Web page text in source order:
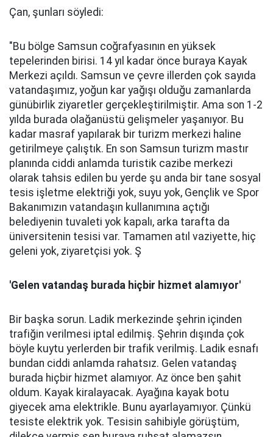
Çan, şunları söyledi:
"Bu bölge Samsun coğrafyasının en yüksek
tepelerinden birisi. 14 yıl kadar önce buraya Kayak
Merkezi açıldı. Samsun ve çevre illerden çok sayıda
vatandaşımız, yoğun kar yağışı olduğu zamanlarda
günübirlik ziyaretler gerçekleştirilmiştir. Ama son 1-2
yılda burada olağanüstü gelişmeler yaşanıyor. Bu
kadar masraf yapılarak bir turizm merkezi haline
getirilmeye çalıştık. En son Samsun turizm mastır
planında ciddi anlamda turistik cazibe merkezi
olarak tahsis edilen bu yerde şu anda bir tane sosyal
tesis işletme elektriği yok, suyu yok, Gençlik ve Spor
Bakanımızın vatandaşın kullanımına açtığı
belediyenin tuvaleti yok kapalı, arka tarafta da
üniversitenin tesisi var. Tamamen atıl vaziyette, hiç
geleni yok, ziyaretçisi yok. Ş
'Gelen vatandaş burada hiçbir hizmet alamıyor'
Bir başka sorun. Ladik merkezinde şehrin içinden
trafiğin verilmesi iptal edilmiş. Şehrin dışında çok
böyle kuytu yerlerden bir trafik verilmiş. Ladik esnafı
bundan ciddi anlamda rahatsız. Gelen vatandaş
burada hiçbir hizmet alamıyor. Az önce ben şahit
oldum. Kayak kiralayacak. Ayağına kayak botu
giyecek ama elektrikle. Bunu ayarlayamıyor. Çünkü
tesiste elektrik yok. Tesisin sahibiyle görüştüm,